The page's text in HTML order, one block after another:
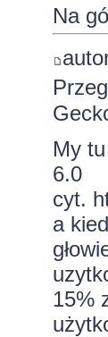
Na
My
6.0
cyt.
a
15%